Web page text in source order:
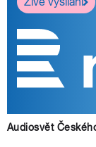
Audiosvět